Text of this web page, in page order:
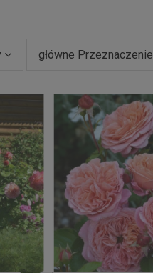
główne Przeznaczenie